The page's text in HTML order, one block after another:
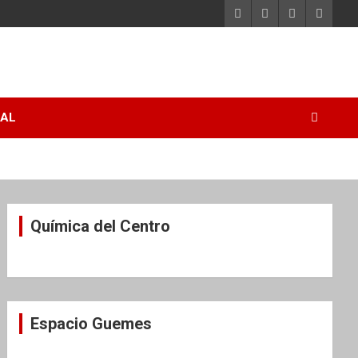
Química del Centro
Espacio Guemes